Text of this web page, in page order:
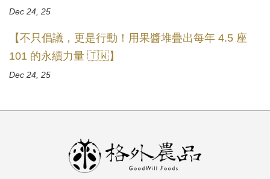
Dec 24, 25
【不只倡議，更是行動！用果醬堆疊出每年 4.5 座
101 的永續力量 🇹🇼】
Dec 24, 25